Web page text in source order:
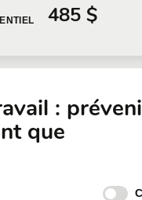
485 $
:
que